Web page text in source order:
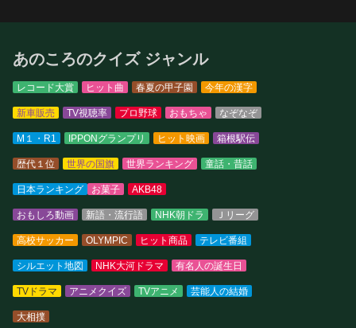
あのころのクイズ ジャンル
レコード大賞 ヒット曲 春夏の甲子園 今年の漢字
新車販売 TV視聴率 プロ野球 おもちゃ なぞなぞ
M１・R1 IPPONグランプリ ヒット映画 箱根駅伝
歴代１位 世界の国旗 世界ランキング 童話・昔話
日本ランキング お菓子 AKB48
おもしろ動画 新語・流行語 NHK朝ドラ Ｊリーグ
高校サッカー OLYMPIC ヒット商品 テレビ番組
シルエット地図 NHK大河ドラマ 有名人の誕生日
TVドラマ アニメクイズ TVアニメ 芸能人の結婚
大相撲